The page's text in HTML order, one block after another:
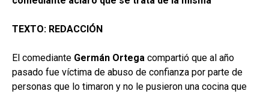
TEXTO: REDACCIÓN
El comediante Germán Ortega compartió que al año
pasado fue víctima de abuso de confianza por parte de
personas que lo timaron y no le pusieron una cocina que